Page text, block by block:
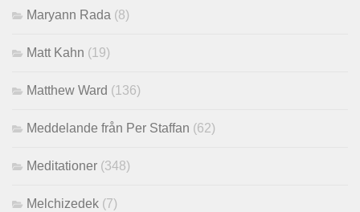
Maryann Rada (8)
Matt Kahn (19)
Matthew Ward (136)
Meddelande från Per Staffan (62)
Meditationer (348)
Melchizedek (7)